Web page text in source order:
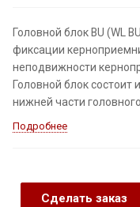
Головной блок BU (WL
фиксации
неподвижности
Головной блок состоит
нижней части
Подробнее
Сделать заказ